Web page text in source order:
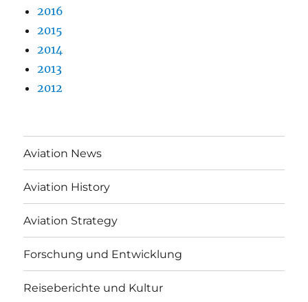
2016
2015
2014
2013
2012
Aviation News
Aviation History
Aviation Strategy
Forschung und Entwicklung
Reiseberichte und Kultur